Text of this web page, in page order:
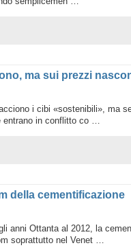
ma sui prezzi
i cibi «sostenibili», ma
entrano in conflitto co …
della cementificazione
anni Ottanta al 2012, la
soprattutto nel Venet …